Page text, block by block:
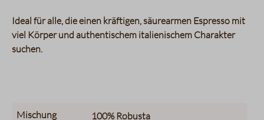
Ideal für alle, die einen kräftigen, säurearmen Espresso mit
viel Körper und authentischem italienischem Charakter
suchen.
Mischung 100% Robusta